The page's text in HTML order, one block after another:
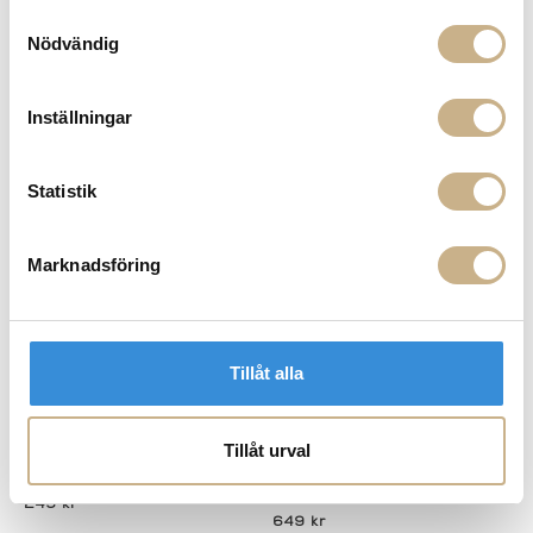
Nödvändig
Inställningar
Statistik
Marknadsföring
Tillåt alla
Tillåt urval
I lager
I lager
FAT - MERMAID
249 kr
649 kr